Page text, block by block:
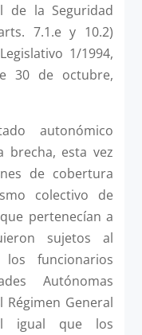
de la Seguridad
7.1.e y 10.2)
1/1994,
30 de octubre,
autonómico
brecha, esta vez
de cobertura
colectivo de
pertenecían a
sujetos al
funcionarios
Autónomas
General
igual que los